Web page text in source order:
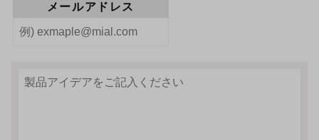
メールアドレス